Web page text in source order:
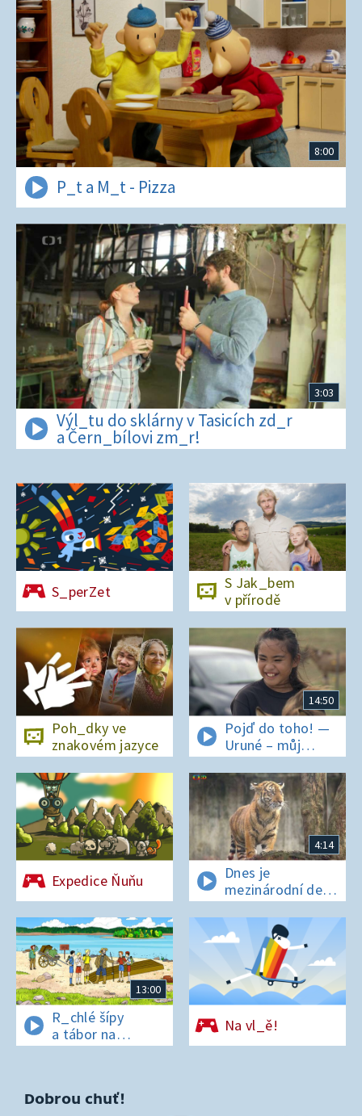
8:00
P_t a M_t - Pizza
3:03
Výl_tu do sklárny v Tasicích zd_r
a Čern_bílovi zm_r!
S_perZet
S Jak_bem
v přírodě
Poh_dky ve
znakovém jazyce
14:50
Pojď do toho! —
Uruné – můj
horský koník
Expedice Ňuňu
4:14
Dnes je
mezinárodní den
t_grů
13:00
R_chlé šípy
a tábor na
os_rově
Na vl_ě!
Dobrou chuť!